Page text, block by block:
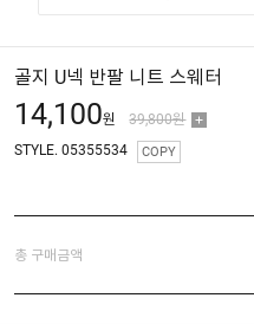
골지 U넥 반팔 니트 스웨터
14,100원 39,800원
STYLE. 05355534 COPY
총 구매금액